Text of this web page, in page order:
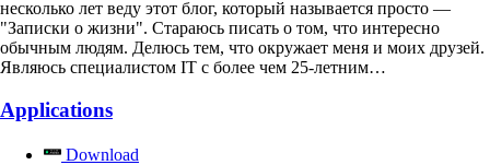
несколько лет веду этот блог, который называется просто —
"Записки о жизни". Стараюсь писать о том, что интересно
обычным людям. Делюсь тем, что окружает меня и моих друзей.
Являюсь специалистом IT с более чем 25-летним…
Applications
Download